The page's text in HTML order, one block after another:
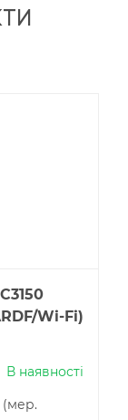
Wi-Fi)
В наявності
(мер.